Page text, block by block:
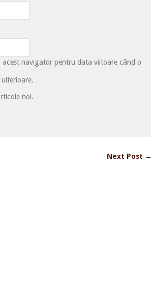
navigator pentru data viitoare când o
noi.
Next Post →